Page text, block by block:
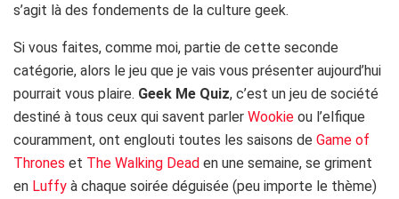
s’agit là des fondements de la culture geek.
Si vous faites, comme moi, partie de cette seconde
catégorie, alors le jeu que je vais vous présenter aujourd’hui
pourrait vous plaire. Geek Me Quiz, c’est un jeu de société
destiné à tous ceux qui savent parler Wookie ou l’elfique
couramment, ont englouti toutes les saisons de Game of
Thrones et The Walking Dead en une semaine, se griment
en Luffy à chaque soirée déguisée (peu importe le thème)